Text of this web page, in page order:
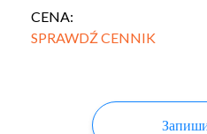
CENA:
SPRAWDŹ CENNIK